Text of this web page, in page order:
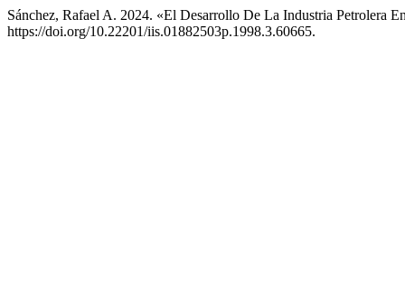
Sánchez, Rafael A. 2024. «El Desarrollo De La Industria Petrolera
https://doi.org/10.22201/iis.01882503p.1998.3.60665.